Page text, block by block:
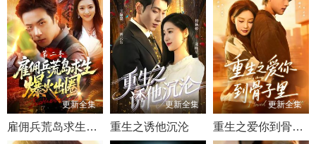
更新全集
雇佣兵荒岛求生爆火出圈第二季
更新全集
重生之诱他沉沦
更新全集
重生之爱你到骨子里